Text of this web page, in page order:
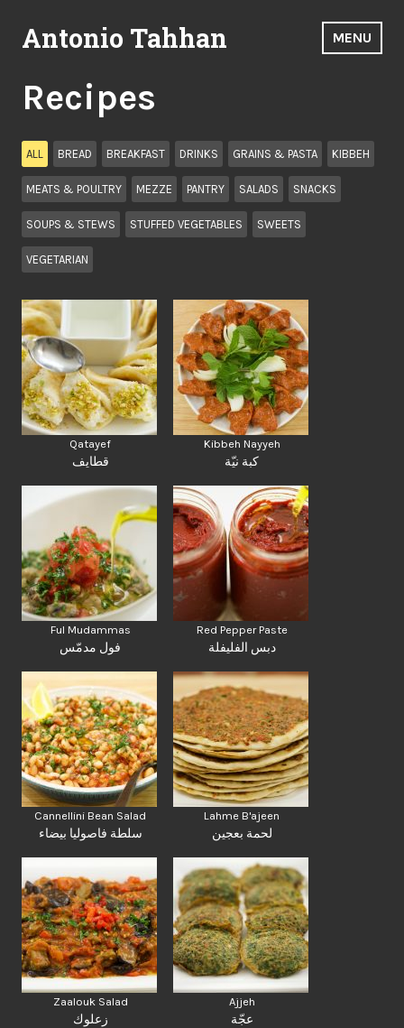
to
content
Antonio Tahhan MENU
Recipes
ALL BREAD BREAKFAST DRINKS GRAINS & PASTA KIBBEH
MEATS & POULTRY MEZZE PANTRY SALADS SNACKS
SOUPS & STEWS STUFFED VEGETABLES SWEETS
VEGETARIAN
Qatayef
قطايف
Kibbeh Nayyeh
كبة نيّة
Ful Mudammas
فول مدمّس
Red Pepper Paste
دبس الفليفلة
Cannellini Bean Salad
سلطة فاصوليا بيضاء
Lahme B'ajeen
لحمة بعجين
Zaalouk Salad
زعلوك
Ajjeh
عجّة